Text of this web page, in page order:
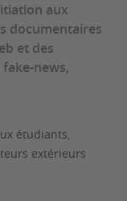
aux
documentaires
et des
news,
étudiants,
extérieurs